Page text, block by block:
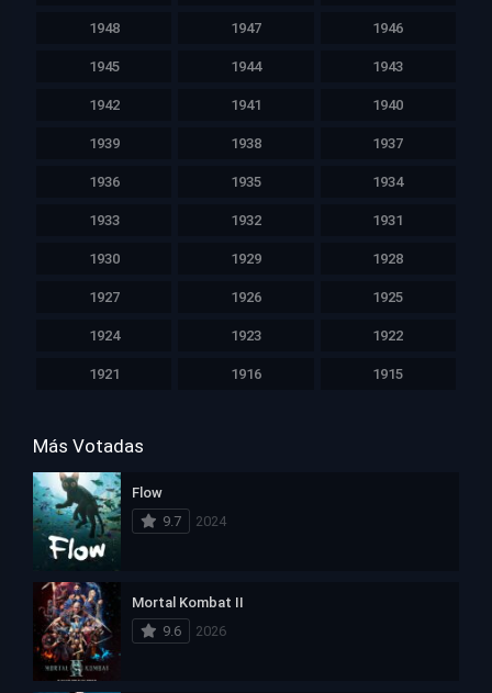
1948 1947 1946
1945 1944 1943
1942 1941 1940
1939 1938 1937
1936 1935 1934
1933 1932 1931
1930 1929 1928
1927 1926 1925
1924 1923 1922
1921 1916 1915
Más Votadas
Flow
9.7
2024
Mortal Kombat II
9.6
2026